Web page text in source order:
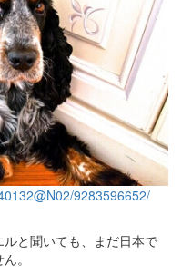
9283596652/
と聞いても、まだ日本で
。